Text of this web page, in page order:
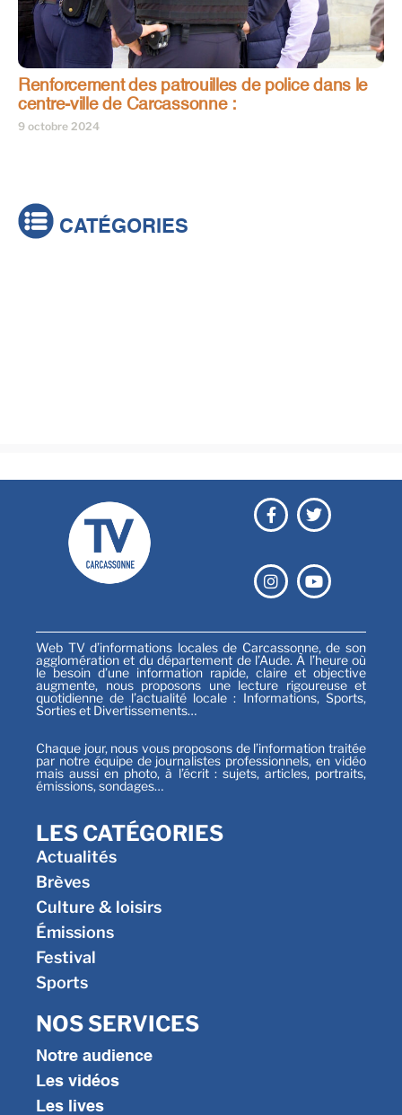
Renforcement des patrouilles de police dans le
centre-ville de Carcassonne :
9 octobre 2024
CATÉGORIES
Web TV d’informations locales de Carcassonne, de son
agglomération et du département de l’Aude. À l’heure où
le besoin d’une information rapide, claire et objective
augmente, nous proposons une lecture rigoureuse et
quotidienne de l’actualité locale : Informations, Sports,
Sorties et Divertissements…
Chaque jour, nous vous proposons de l’information traitée
par notre équipe de journalistes professionnels, en vidéo
mais aussi en photo, à l’écrit : sujets, articles, portraits,
émissions, sondages…
LES CATÉGORIES
Actualités
Brèves
Culture & loisirs
Émissions
Festival
Sports
NOS SERVICES
Notre audience
Les vidéos
Les lives